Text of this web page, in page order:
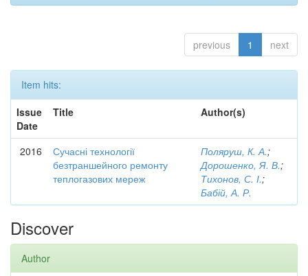
previous 1 next
Item hits:
Issue
Date
Title Author(s)
2016
Сучасні технології
безтраншейного ремонту
теплогазових мереж
Поляруш, К. А.;
Дорошенко, Я. В.;
Тихонов, С. І.;
Бабій, А. Р.
Discover
Author